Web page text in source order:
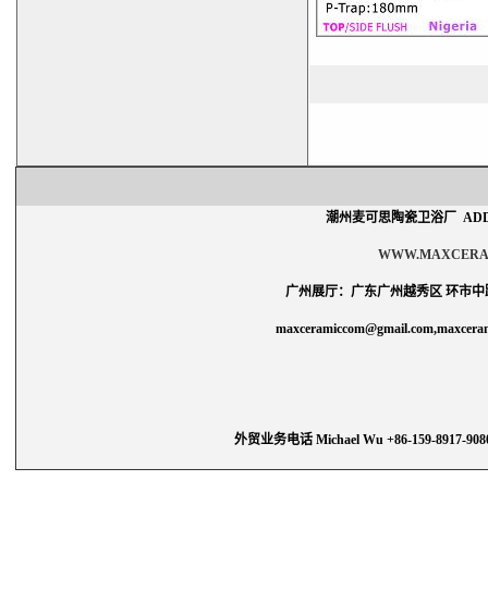
潮州麦可思陶瓷卫浴厂
广州展厅：广东广州越秀区 环市中
外贸业务电话 Michael Wu +86-159-8917-